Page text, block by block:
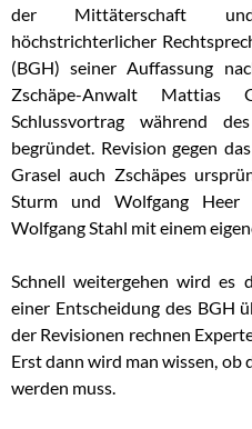
der Mittäterschaft
höchstrichterlicher
(BGH) seinerAuffassung
Zschäpe-Anwalt
Schlussvortrag während
begründet. Revision gegen
Grasel auch Zschäpes
Sturm und Wolfgang
Wolfgang Stahl mit einem
Schnell weitergehen wird es
einer Entscheidung des BGH
der Revisionen rechnen
Erstdann wird man wissen, ob
werden muss.